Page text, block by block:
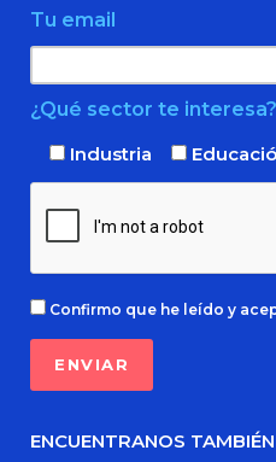
Tu email
¿Qué sector te interesa?
Industria
Confirmo que he leído y
ENCUENTRANOS